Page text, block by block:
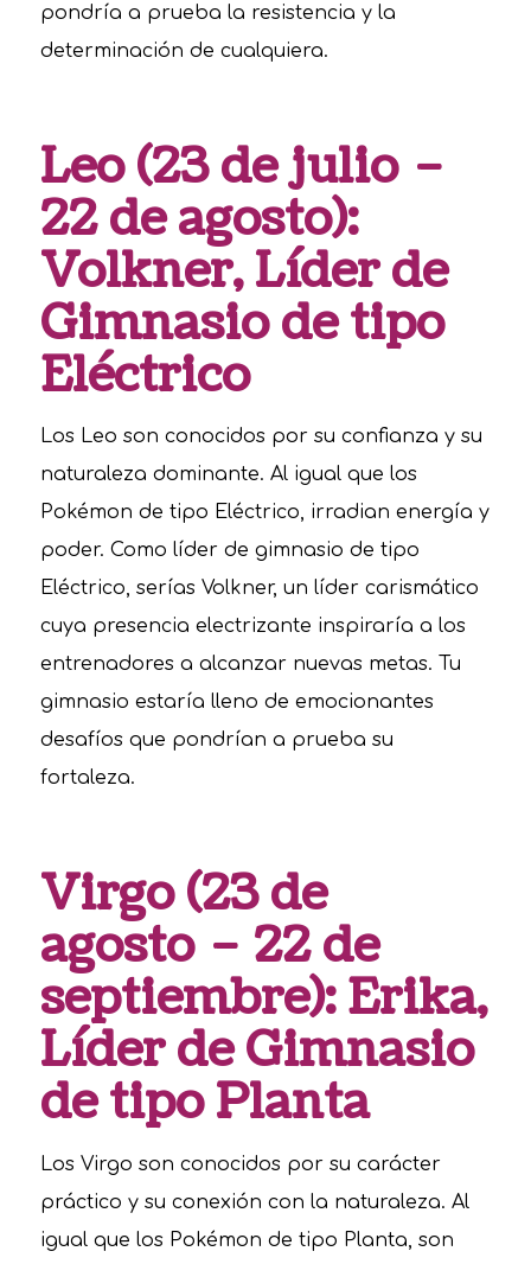
pondría a prueba la resistencia y la
determinación de cualquiera.
Leo (23 de julio –
22 de agosto):
Volkner, Líder de
Gimnasio de tipo
Eléctrico
Los Leo son conocidos por su confianza y su
naturaleza dominante. Al igual que los
Pokémon de tipo Eléctrico, irradian energía y
poder. Como líder de gimnasio de tipo
Eléctrico, serías Volkner, un líder carismático
cuya presencia electrizante inspiraría a los
entrenadores a alcanzar nuevas metas. Tu
gimnasio estaría lleno de emocionantes
desafíos que pondrían a prueba su
fortaleza.
Virgo (23 de
agosto – 22 de
septiembre): Erika,
Líder de Gimnasio
de tipo Planta
Los Virgo son conocidos por su carácter
práctico y su conexión con la naturaleza. Al
igual que los Pokémon de tipo Planta, son